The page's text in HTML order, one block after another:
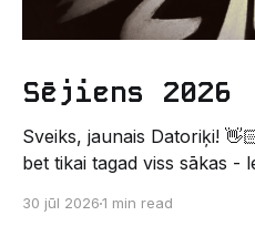
Sējiens 2026
Sveiks, jaunais Datoriķi! 👋🏻 Studiju līgums
bet tikai tagad viss sākas -
Un kas gan būtu labāks
30 jūl 20261 min read